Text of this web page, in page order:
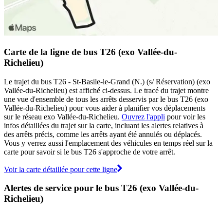
Carte de la ligne de bus T26 (exo Vallée-du-
Richelieu)
Le trajet du bus T26 - St-Basile-le-Grand (N.) (s/ Réservation) (exo
Vallée-du-Richelieu) est affiché ci-dessus. Le tracé du trajet montre
une vue d'ensemble de tous les arrêts desservis par le bus T26 (exo
Vallée-du-Richelieu) pour vous aider à planifier vos déplacements
sur le réseau exo Vallée-du-Richelieu. Ouvrez l'appli pour voir les
infos détaillées du trajet sur la carte, incluant les alertes relatives à
des arrêts précis, comme les arrêts ayant été annulés ou déplacés.
Vous y verrez aussi l'emplacement des véhicules en temps réel sur la
carte pour savoir si le bus T26 s'approche de votre arrêt.
Voir la carte détaillée pour cette ligne
Alertes de service pour le bus T26 (exo Vallée-du-
Richelieu)